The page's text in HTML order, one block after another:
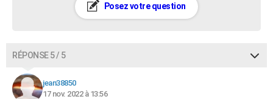
Posez votre question
RÉPONSE 5 / 5
jean38850
17 nov. 2022 à 13:56